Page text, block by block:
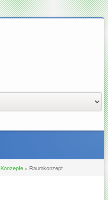
Konzepte » Raumkonzept